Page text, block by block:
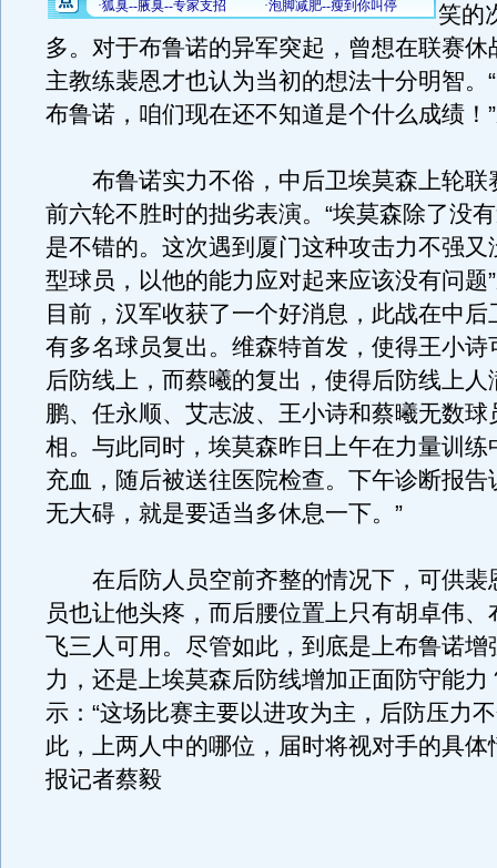
笑的
多。对于布鲁诺的异军突起，曾想在联赛休
主教练裴恩才也认为当初的想法十分明智。
布鲁诺，咱们现在还不知道是个什么成绩！
布鲁诺实力不俗，中后卫埃莫森上轮联
前六轮不胜时的拙劣表演。“埃莫森除了没
是不错的。这次遇到厦门这种攻击力不强又
型球员，以他的能力应对起来应该没有问题
目前，汉军收获了一个好消息，此战在中后
有多名球员复出。维森特首发，使得王小诗
后防线上，而蔡曦的复出，使得后防线上人
鹏、任永顺、艾志波、王小诗和蔡曦无数球
相。与此同时，埃莫森昨日上午在力量训练
充血，随后被送往医院检查。下午诊断报告
无大碍，就是要适当多休息一下。”
在后防人员空前齐整的情况下，可供裴
员也让他头疼，而后腰位置上只有胡卓伟、
飞三人可用。尽管如此，到底是上布鲁诺增
力，还是上埃莫森后防线增加正面防守能力
示：“这场比赛主要以进攻为主，后防压力
此，上两人中的哪位，届时将视对手的具体
报记者蔡毅